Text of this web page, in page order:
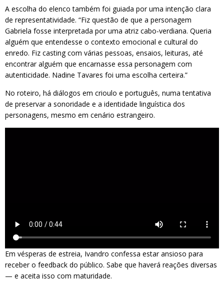
A escolha do elenco também foi guiada por uma intenção clara
de representatividade. “Fiz questão de que a personagem
Gabriela fosse interpretada por uma atriz cabo-verdiana. Queria
alguém que entendesse o contexto emocional e cultural do
enredo. Fiz casting com várias pessoas, ensaios, leituras, até
encontrar alguém que encarnasse essa personagem com
autenticidade. Nadine Tavares foi uma escolha certeira.”
No roteiro, há diálogos em crioulo e português, numa tentativa
de preservar a sonoridade e a identidade linguística dos
personagens, mesmo em cenário estrangeiro.
Em vésperas de estreia, Ivandro confessa estar ansioso para
receber o feedback do público. Sabe que haverá reações diversas
— e aceita isso com maturidade.